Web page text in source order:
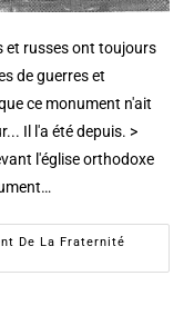
et russes ont toujours
de guerres et
ce monument n'ait
Il l'a été depuis. >
l'église orthodoxe
De La Fraternité